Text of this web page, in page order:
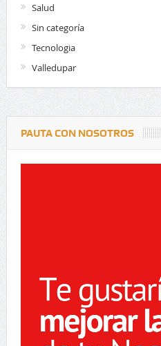
Salud
Sin categoría
Tecnologia
Valledupar
PAUTA CON NOSOTROS